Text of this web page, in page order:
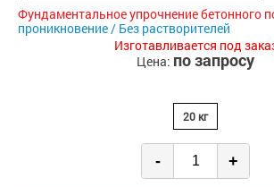
Фундаментальное упрочнение бетонного
проникновение / Без растворителей
Изготавливается под
Цена: по запросу
20 кг
- +